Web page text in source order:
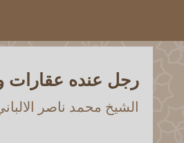
رجل عنده عقارات
الشيخ محمد ناصر